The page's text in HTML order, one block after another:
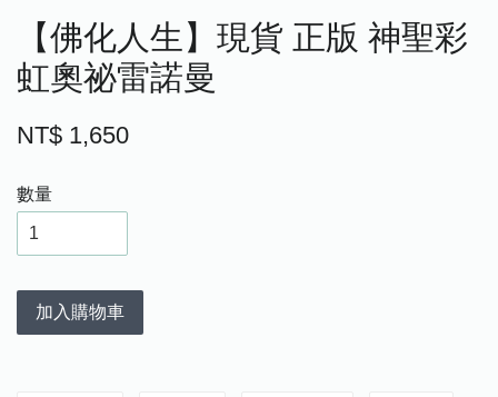
【佛化人生】現貨 正版 神聖彩
虹奧祕雷諾曼
NT$ 1,650
數量
加入購物車